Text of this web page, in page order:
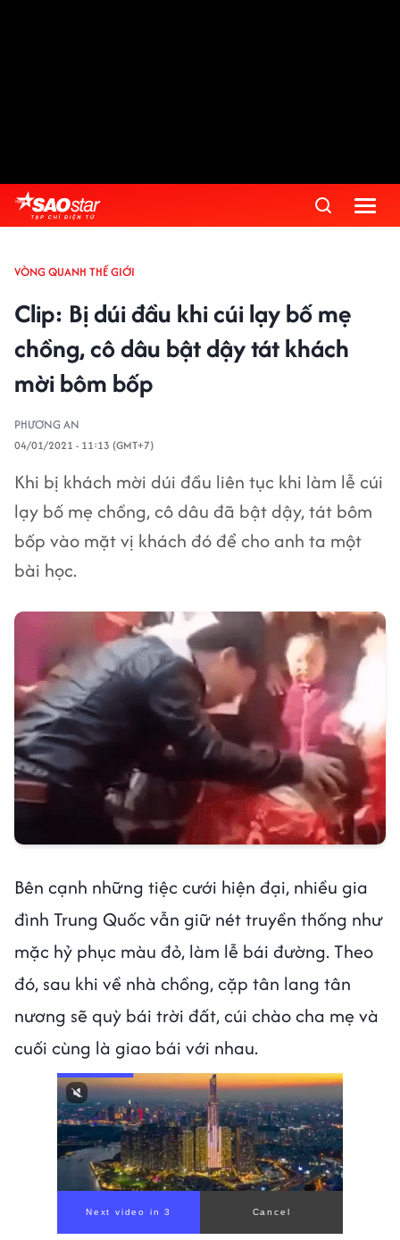
VÒNG QUANH THẾ GIỚI
Clip: Bị dúi đầu khi cúi lạy bố mẹ
chồng, cô dâu bật dậy tát khách
mời bôm bốp
PHƯƠNG AN
04/01/2021 - 11:13 (GMT+7)
Khi bị khách mời dúi đầu liên tục khi làm lễ cúi
lạy bố mẹ chồng, cô dâu đã bật dậy, tát bôm
bốp vào mặt vị khách đó để cho anh ta một
bài học.
Bên cạnh những tiệc cưới hiện đại, nhiều gia
đình Trung Quốc vẫn giữ nét truyền thống như
mặc hỷ phục màu đỏ, làm lễ bái đường. Theo
đó, sau khi về nhà chồng, cặp tân lang tân
nương sẽ quỳ bái trời đất, cúi chào cha mẹ và
cuối cùng là giao bái với nhau.
Next video in 1 Cancel